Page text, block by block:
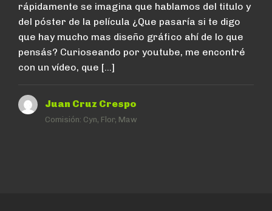
rápidamente se imagina que hablamos del titulo y
del póster de la película ¿Que pasaría si te digo
que hay mucho mas diseño gráfico ahí de lo que
pensás? Curioseando por youtube, me encontré
con un vídeo, que […]
Juan Cruz Crespo
Comisión: Cyn, Flor, Maw